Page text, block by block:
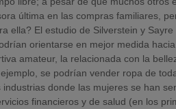
última en las compras familiares,
ella? El estudio de Silverstein y
orientarse en mejor medida
amateur, la relacionada con la
se podrían vender ropa de
donde las mujeres se han
financieros y de salud (en los